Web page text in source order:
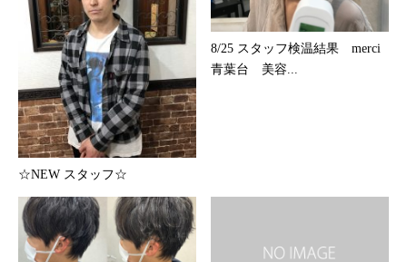
☆NEW スタッフ☆
8/25 スタッフ検温結果 merci
青葉台 美容...